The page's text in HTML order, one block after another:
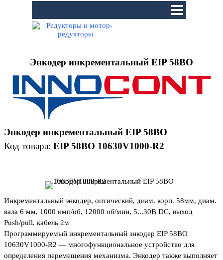
Перейти к контенту
Энкодер инкрементальный EIP 58BO
Энкодер инкрементальный EIP 58BO
Код товара: EIP 58BO 10630V1000-R2
Инкрементальный энкодер, оптический, диам. корп. 58мм, диам.
вала 6 мм, 1000 имп/об, 12000 об/мин, 5...30В DC, выход
Push/pull, кабель 2м
Программируемый инкрементальный энкодер EIP 58BO
10630V1000-R2 — многофункциональное устройство для
определения перемещения механизма. Энкодер также выполняет